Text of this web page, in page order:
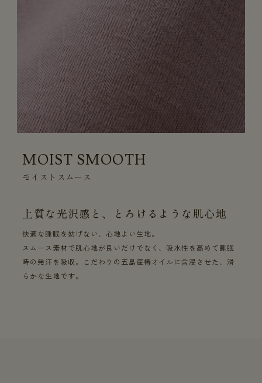
MOIST SMOOTH
モイストスムース
上質な光沢感と、とろけるような肌心地
快適な睡眠を妨げない、心地よい生地。
スムース素材で肌心地が良いだけでなく、吸水性を高めて睡眠
時の発汗を吸収。こだわりの五島産椿オイルに含浸させた、滑
らかな生地です。